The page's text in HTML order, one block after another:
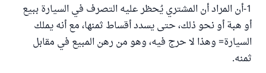
1-أن المراد أن المشتري يُحظر عليه التصرف في السيارة ببيع
أو هبة أو نحو ذلك، حتى يسدد أقساط ثمنها، مع أنه يملك
السيارة= وهذا لا حرج فيه، وهو من رهن المبيع في مقابل
ثمنه.